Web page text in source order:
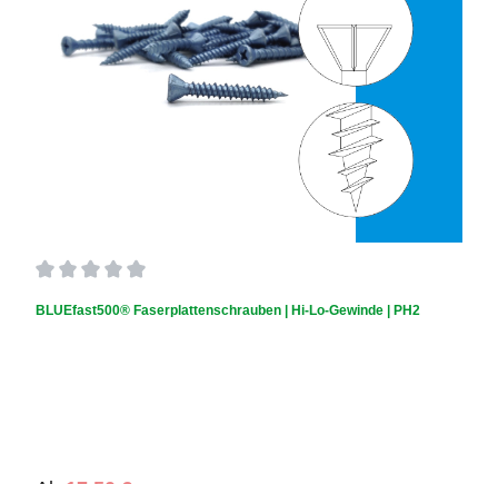
BLUEfast500® Faserplattenschrauben | Hi-Lo-Gewinde | PH2